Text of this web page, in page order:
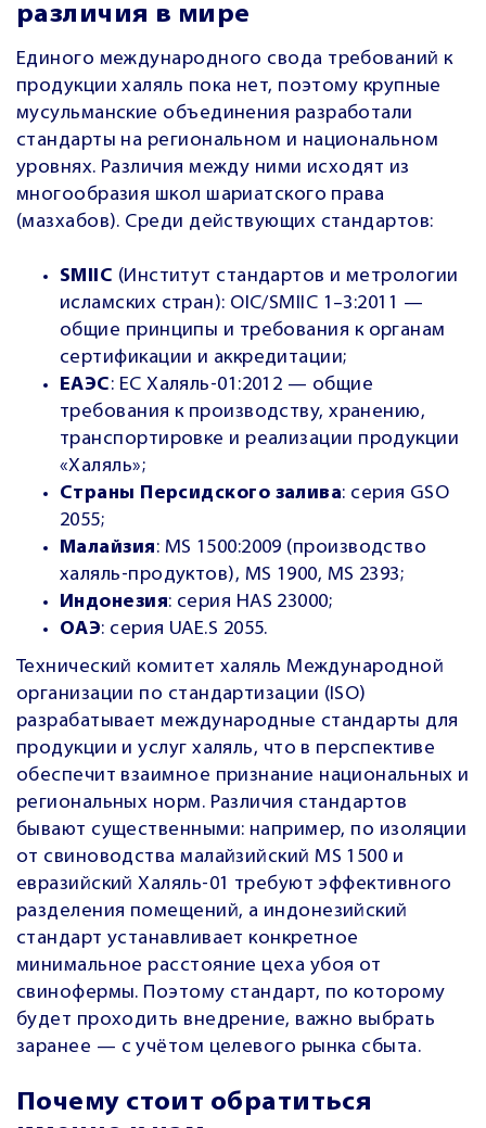
различия в мире
Единого международного свода требований к
продукции халяль пока нет, поэтому крупные
мусульманские объединения разработали
стандарты на региональном и национальном
уровнях. Различия между ними исходят из
многообразия школ шариатского права
(мазхабов). Среди действующих стандартов:
SMIIC (Институт стандартов и метрологии
исламских стран): OIC/SMIIC 1–3:2011 —
общие принципы и требования к органам
сертификации и аккредитации;
ЕАЭС: ЕС Халяль-01:2012 — общие
требования к производству, хранению,
транспортировке и реализации продукции
«Халяль»;
Страны Персидского залива: серия GSO
2055;
Малайзия: MS 1500:2009 (производство
халяль-продуктов), MS 1900, MS 2393;
Индонезия: серия HAS 23000;
ОАЭ: серия UAE.S 2055.
Технический комитет халяль Международной
организации по стандартизации (ISO)
разрабатывает международные стандарты для
продукции и услуг халяль, что в перспективе
обеспечит взаимное признание национальных и
региональных норм. Различия стандартов
бывают существенными: например, по изоляции
от свиноводства малайзийский MS 1500 и
евразийский Халяль-01 требуют эффективного
разделения помещений, а индонезийский
стандарт устанавливает конкретное
минимальное расстояние цеха убоя от
свинофермы. Поэтому стандарт, по которому
будет проходить внедрение, важно выбрать
заранее — с учётом целевого рынка сбыта.
Почему стоит обратиться